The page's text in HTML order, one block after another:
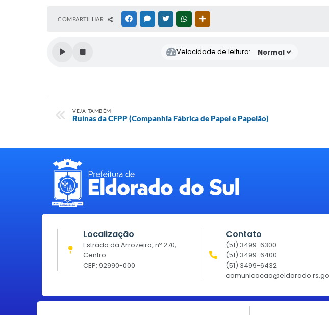
COMPARTILHAR FACEBOOKMESSENGER
TWITTERWHATSAPP
Velocidade de leitura:
VEJA TAMBÉM
Ruínas da CFPP (Companhia Fábrica de Papel e Papelão)
Localização
Estrada da Arrozeira, nº 270,
Centro
CEP: 92990-000
Contato
(51) 3499-6300
(51) 3499-6400
(51) 3499-6432